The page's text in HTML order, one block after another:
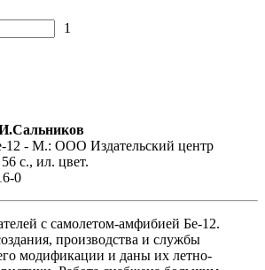
1
12 - М.: ООО Издательский центр
с., ил. цвет.
0
с самолетом-амфибией Бе-12.
производства и службы
модификации и даны их летно-